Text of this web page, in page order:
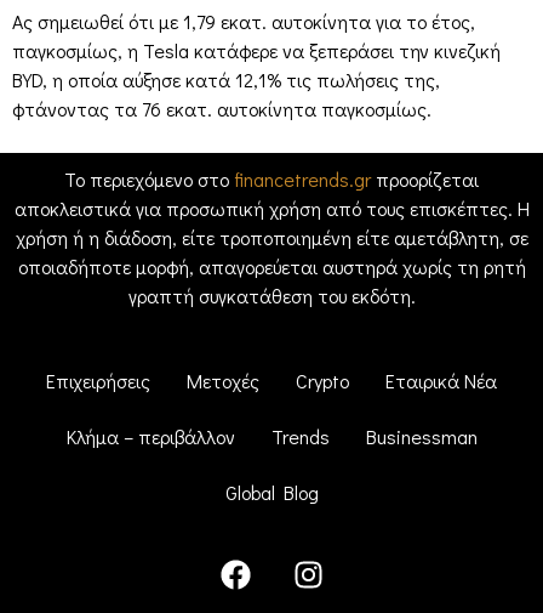
Ας σημειωθεί ότι με 1,79 εκατ. αυτοκίνητα για το έτος,
παγκοσμίως, η Tesla κατάφερε να ξεπεράσει την κινεζική
BYD, η οποία αύξησε κατά 12,1% τις πωλήσεις της,
φτάνοντας τα 76 εκατ. αυτοκίνητα παγκοσμίως.
Το περιεχόμενο στο financetrends.grπροορίζεται
αποκλειστικά για προσωπική χρήση από τους επισκέπτες. Η
χρήση ή η διάδοση, είτε τροποποιημένη είτε αμετάβλητη, σε
οποιαδήποτε μορφή, απαγορεύεται αυστηρά χωρίς τη ρητή
γραπτή συγκατάθεση του εκδότη.
Επιχειρήσεις Μετοχές Crypto Εταιρικά Νέα
Κλήμα – περιβάλλον Trends Businessman
Global Blog